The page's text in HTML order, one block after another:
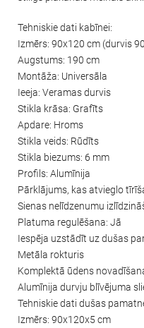
Tehniskie dati kabīnei:
Izmērs: 90x120 cm (durvis
Augstums: 190 cm
Montāža: Universāla
Ieeja: Veramas durvis
Stikla krāsa: Grafīts
Apdare: Hroms
Stikla veids: Rūdīts
Stikla biezums: 6 mm
Profils: Alumīnija
Pārklājums, kas atvieglo
Sienas nelīdzenumu
Platuma regulēšana: Jā
Iespēja uzstādīt uz dušas
Metāla rokturis
Komplektā ūdens
Alumīnija durvju blīvējuma
Tehniskie dati dušas
Izmērs: 90x120x5 cm